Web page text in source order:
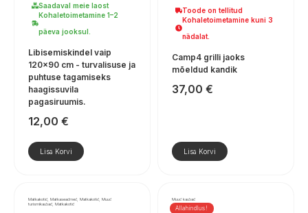
Saadaval meie laost
Kohaletoimetamine 1–2
päeva jooksul.
Libisemiskindel vaip
120×90 cm - turvalisuse ja
puhtuse tagamiseks
haagissuvila
pagasiruumis.
12,00 €
Lisa Korvi
Toode on tellitud
Kohaletoimetamine kuni 3
nädalat.
Camp4 grilli jaoks
mõeldud kandik
37,00 €
Lisa Korvi
Matkakotid, Matkaseadmed, Matkakotid, Muud
turismikaubad, Matkakotid
Allahindlus!
Muud kaubad